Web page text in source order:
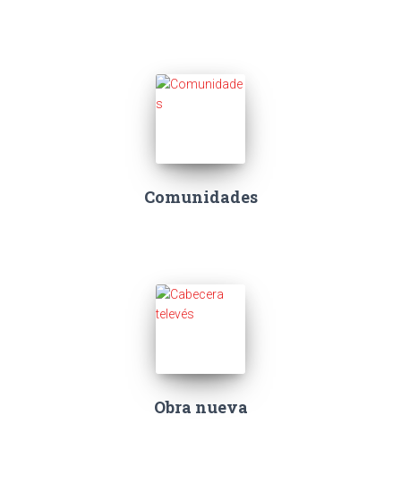
Comunidades
Obra nueva